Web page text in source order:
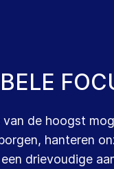
BELE FOC
de hoogst
hanteren
drievoudige
werken
regio of
professionals en